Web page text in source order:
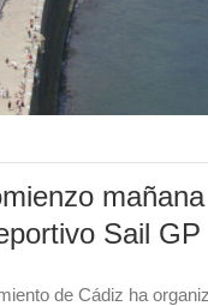
Sail GP
de Cádiz ha